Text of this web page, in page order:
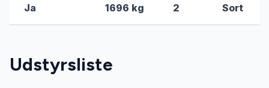
Ja 1696 kg 2 Sort
Udstyrsliste